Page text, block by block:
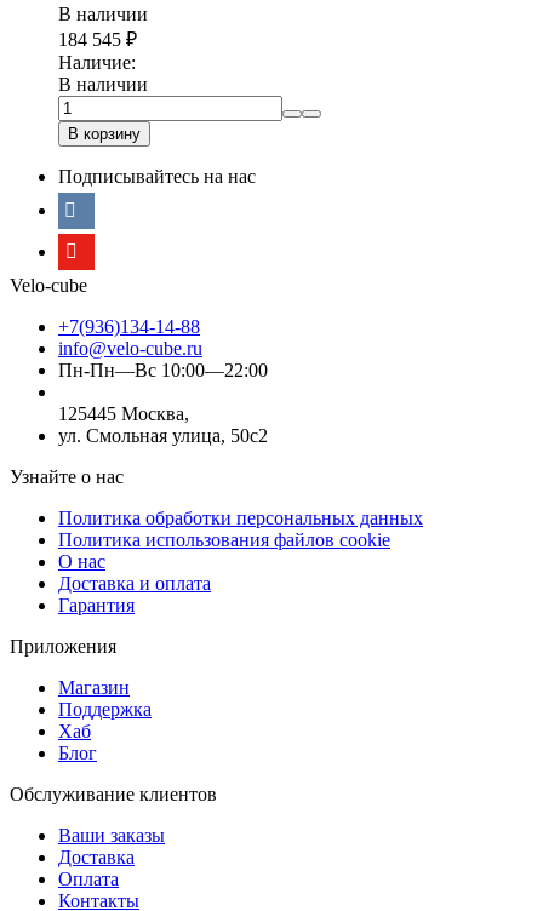
В наличии
184 545 ₽
Наличие:
В наличии
В корзину
Подписывайтесь на нас
Velo-cube
+7(936)134-14-88
info@velo-cube.ru
Пн-Пн—Вс 10:00—22:00
125445 Москва,
ул. Смольная улица, 50с2
Узнайте о нас
Политика обработки персональных данных
Политика использования файлов cookie
О нас
Доставка и оплата
Гарантия
Приложения
Магазин
Поддержка
Хаб
Блог
Обслуживание клиентов
Ваши заказы
Доставка
Оплата
Контакты